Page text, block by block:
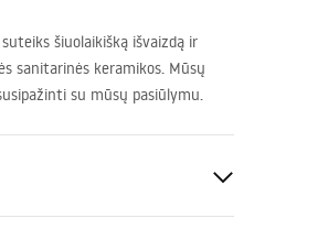
šiuolaikišką išvaizdą ir
sanitarinės keramikos. Mūsų
su mūsų pasiūlymu.